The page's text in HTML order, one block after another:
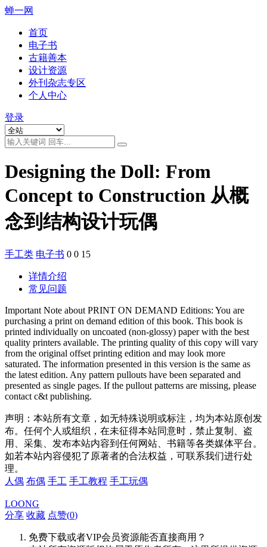
蝉一网
首页
电子书
古籍善本
设计资源
外刊杂志专区
个人中心
登录
Designing the Doll: From
Concept to Construction 从概
念到结构设计玩偶
手工类 电子书 0 0 15
详情介绍
常见问题
Important Note about PRINT ON DEMAND Editions: You are
purchasing a print on demand edition of this book. This book is
printed individually on uncoated (non-glossy) paper with the best
quality printers available. The printing quality of this copy will vary
from the original offset printing edition and may look more
saturated. The information presented in this version is the same as
the latest edition. Any pattern pullouts have been separated and
presented as single pages. If the pullout patterns are missing, please
contact c&t publishing.
声明：本站所有文章，如无特殊说明或标注，均为本站原创发
布。任何个人或组织，在未征得本站同意时，禁止复制、盗
用、采集、发布本站内容到任何网站、书籍等各类媒体平台。
如若本站内容侵犯了原著者的合法权益，可联系我们进行处
理。
人偶 布偶 手工 手工教程 手工玩偶
LOONG
分享 收藏 点赞(0)
免费下载或者VIP会员资源能否直接商用？